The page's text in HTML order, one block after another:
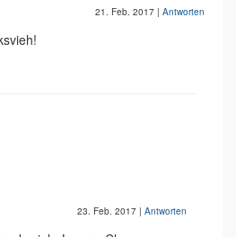
21. Feb. 2017 | Antworten
23. Feb. 2017 | Antworten